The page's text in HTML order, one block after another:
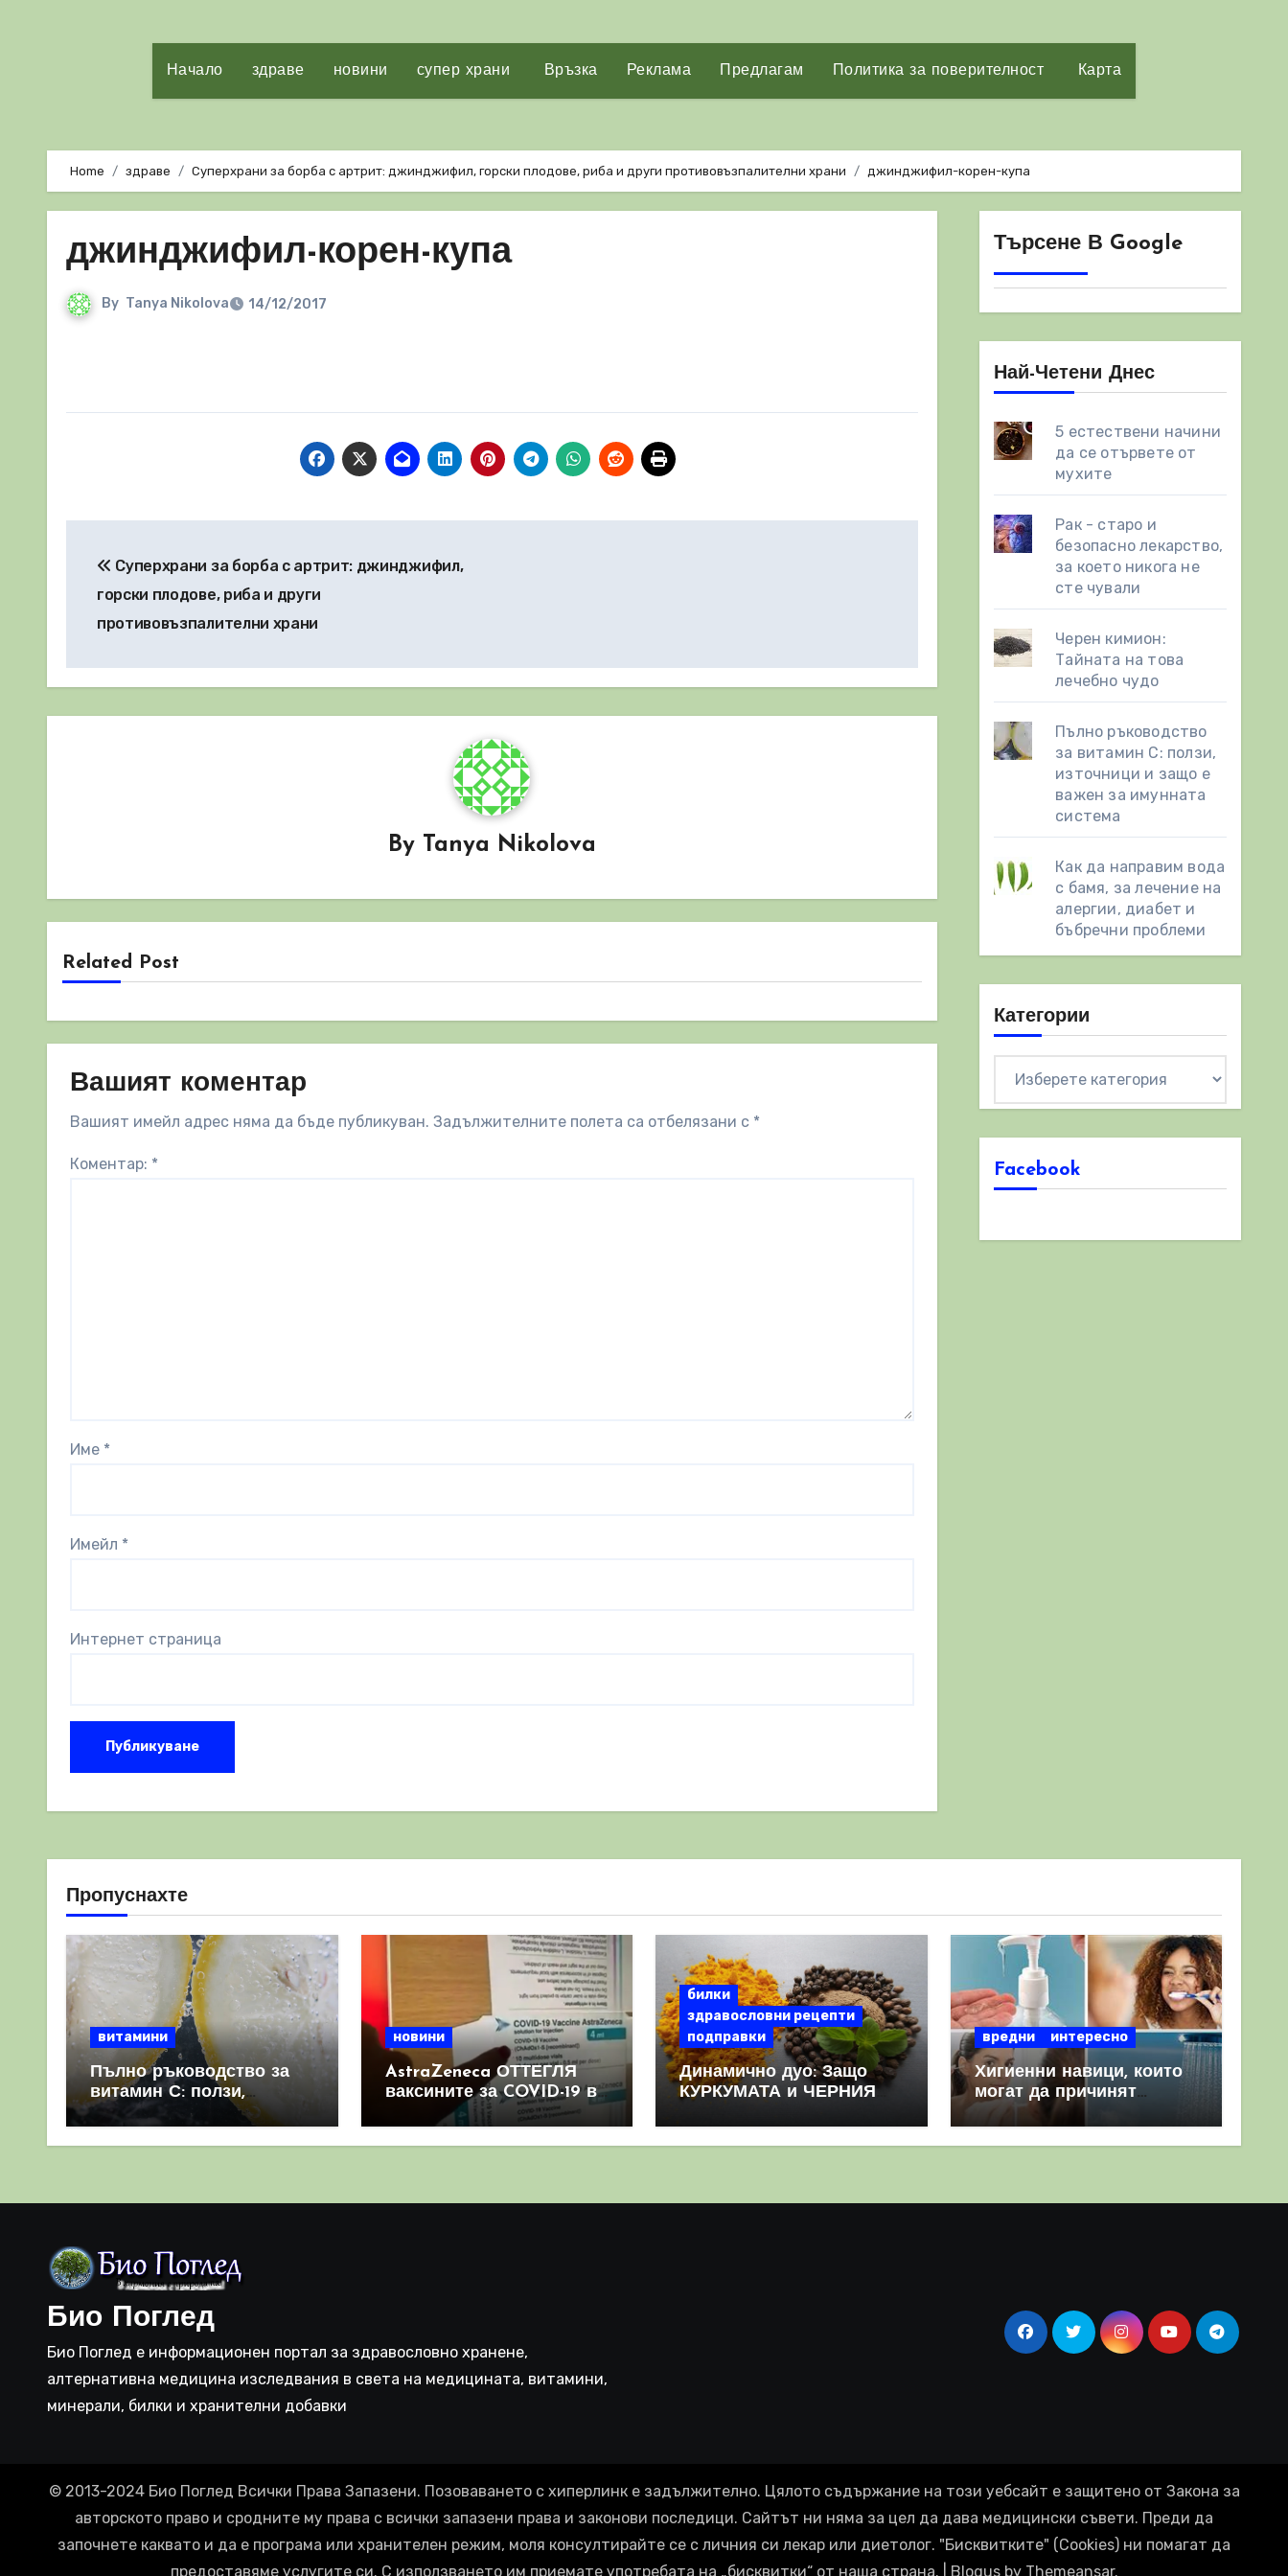
Начало здраве новини супер храни Връзка Реклама Предлагам Политика за поверителност Карта
Home здраве Суперхрани за борба с артрит: джинджифил, горски плодове, риба и други противовъзпалителни храни джинджифил-корен-купа
джинджифил-корен-купа
By Tanya Nikolova 14/12/2017
Суперхрани за борба с артрит: джинджифил,
горски плодове, риба и други
противовъзпалителни храни
By Tanya Nikolova
Related Post
Вашият коментар
Вашият имейл адрес няма да бъде публикуван. Задължителните полета са отбелязани с *
Коментар: *
Име *
Имейл *
Интернет страница
Търсене В Google
Най-Четени Днес
5 естествени начини
да се отървете от
мухите
Рак - старо и
безопасно лекарство,
за което никога не
сте чували
Черен кимион:
Тайната на това
лечебно чудо
Пълно ръководство
за витамин С: ползи,
източници и защо е
важен за имунната
система
Как да направим вода
с бамя, за лечение на
алергии, диабет и
бъбречни проблеми
Категории
Facebook
Пропуснахте
витамини
Пълно ръководство за
витамин С: ползи,
източници и защо е
важен за имунната
новини
AstraZeneca ОТТЕГЛЯ
ваксините за COVID-19 в
световен мащаб, след
като призна, че те
билки
здравословни рецепти
подправки
Динамично дуо: Защо
КУРКУМАТА и ЧЕРНИЯ
комбинация
вредни интересно
Хигиенни навици, които
могат да причинят
повече вреда, отколкото
полза
Био Поглед
Био Поглед е информационен портал за здравословно хранене,
алтернативна медицина изследвания в света на медицината, витамини,
минерали, билки и хранителни добавки
© 2013-2024 Био Поглед Всички Права Запазени. Позоваването с хиперлинк е задължително. Цялото съдържание на този уебсайт е защитено от Закона за
авторското право и сродните му права с всички запазени права и законови последици. Сайтът ни няма за цел да дава медицински съвети. Преди да
започнете каквато и да е програма или хранителен режим, моля консултирайте се с личния си лекар или диетолог. "Бисквитките" (Cookies) ни помагат да
предоставяме услугите си. С използването им приемате употребата на „бисквитки“ от наша страна.
Blogusby Themeansar.